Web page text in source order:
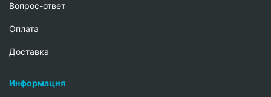
Вопрос-ответ
Oплата
Доставка
Информация